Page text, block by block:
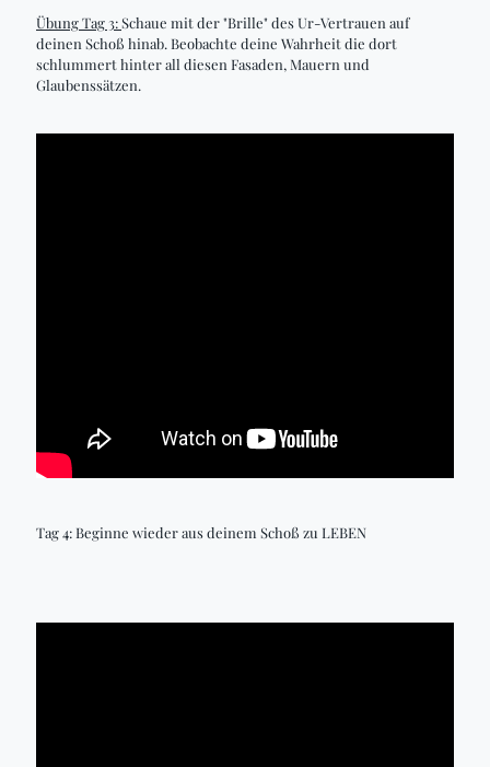
Übung Tag 3:Schaue mit der "Brille" des Ur-Vertrauen auf
deinen Schoß hinab. Beobachte deine Wahrheit die dort
schlummert hinter all diesen Fasaden, Mauern und
Glaubenssätzen.
Tag 4: Beginne wieder aus deinem Schoß zu LEBEN